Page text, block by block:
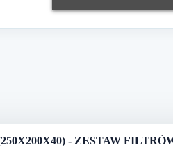
- ZESTAW